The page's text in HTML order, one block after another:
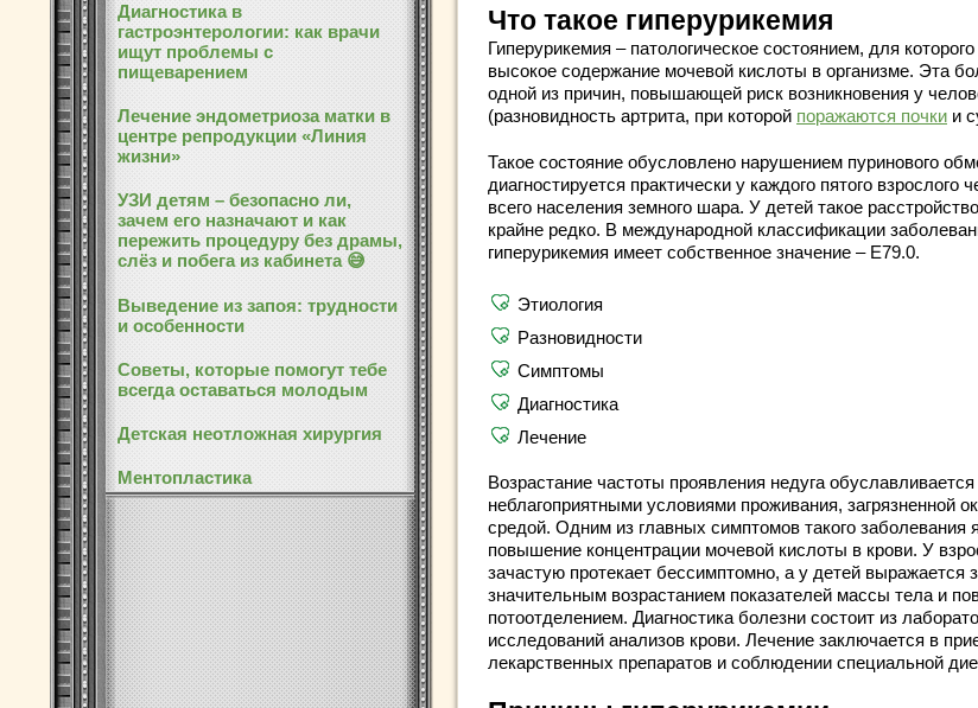
Диагностика в
гастроэнтерологии: как врачи
ищут проблемы с
пищеварением
Лечение эндометриоза матки в
центре репродукции «Линия
жизни»
УЗИ детям – безопасно ли,
зачем его назначают и как
пережить процедуру без драмы,
слёз и побега из кабинета 😅
Выведение из запоя: трудности
и особенности
Советы, которые помогут тебе
всегда оставаться молодым
Детская неотложная хирургия
Ментопластика
Что такое гиперурикемия
Гиперурикемия – патологическое состоянием, для
высокое содержание мочевой кислоты в организме. Эта
одной из причин, повышающей риск возникновения у
(разновидность артрита, при которой поражаются почки и
Такое состояние обусловлено нарушением пуринового
диагностируется практически у каждого пятого взрослого
всего населения земного шара. У детей такое
крайне редко. В международной классификации
гиперурикемия имеет собственное значение – Е79.0.
Этиология
Разновидности
Симптомы
Диагностика
Лечение
Возрастание частоты проявления недуга обуславливается
неблагоприятными условиями проживания, загрязненной
средой. Одним из главных симптомов такого заболевания
повышение концентрации мочевой кислоты в крови. У
зачастую протекает бессимптомно, а у детей выражается
значительным возрастанием показателей массы тела и
потоотделением. Диагностика болезни состоит из
исследований анализов крови. Лечение заключается в
лекарственных препаратов и соблюдении специальной